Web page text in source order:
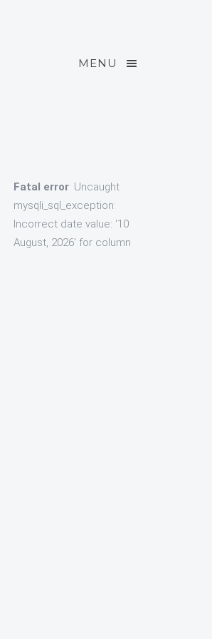
MENU
Fatal error: Uncaught
mysqli_sql_exception:
Incorrect date value: '10
August, 2026' for column